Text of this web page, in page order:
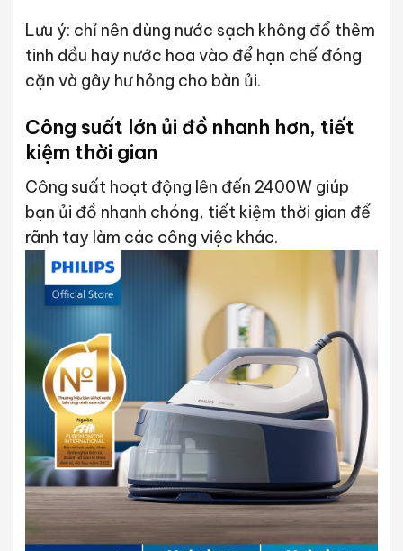
Lưu ý: chỉ nên dùng nước sạch không đổ thêm
tinh dầu hay nước hoa vào để hạn chế đóng
cặn và gây hư hỏng cho bàn ủi.
Công suất lớn ủi đồ nhanh hơn, tiết
kiệm thời gian
Công suất hoạt động lên đến 2400W giúp
bạn ủi đồ nhanh chóng, tiết kiệm thời gian để
rãnh tay làm các công việc khác.